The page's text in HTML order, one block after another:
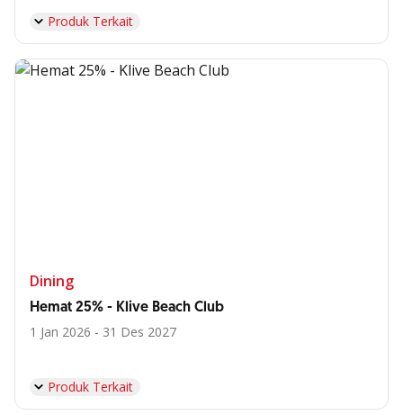
Produk Terkait
Dining
Hemat 25% - Klive Beach Club
1 Jan 2026 - 31 Des 2027
Produk Terkait